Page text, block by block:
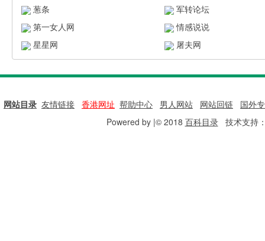
葱条
军转论坛
第一女人网
情感说说
星星网
屠夫网
网站目录 友情链接 香港网址 帮助中心 男人网站 网站回链
国外
Powered by |© 2018 百科目录技术支持